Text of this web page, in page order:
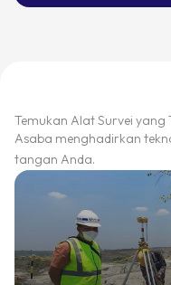
Temukan Alat Survei yang
Asaba menghadirkan
tangan Anda.